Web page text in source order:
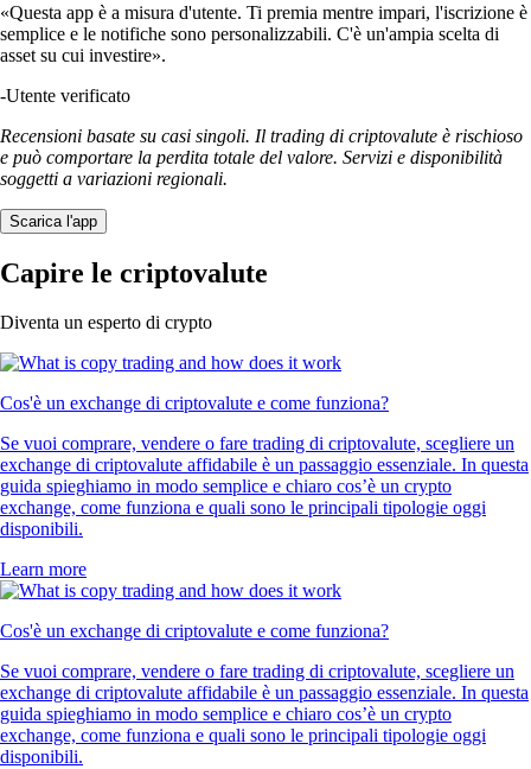
«Questa app è a misura d'utente. Ti premia mentre impari, l'iscrizione è
semplice e le notifiche sono personalizzabili. C'è un'ampia scelta di
asset su cui investire».
-Utente verificato
Recensioni basate su casi singoli. Il trading di criptovalute è rischioso
e può comportare la perdita totale del valore. Servizi e disponibilità
soggetti a variazioni regionali.
Scarica l'app
Capire le criptovalute
Diventa un esperto di crypto
Cos'è un exchange di criptovalute e come funziona?
Se vuoi comprare, vendere o fare trading di criptovalute, scegliere un
exchange di criptovalute affidabile è un passaggio essenziale. In questa
guida spieghiamo in modo semplice e chiaro cos’è un crypto
exchange, come funziona e quali sono le principali tipologie oggi
disponibili.
Learn more
Cos'è un exchange di criptovalute e come funziona?
Se vuoi comprare, vendere o fare trading di criptovalute, scegliere un
exchange di criptovalute affidabile è un passaggio essenziale. In questa
guida spieghiamo in modo semplice e chiaro cos’è un crypto
exchange, come funziona e quali sono le principali tipologie oggi
disponibili.